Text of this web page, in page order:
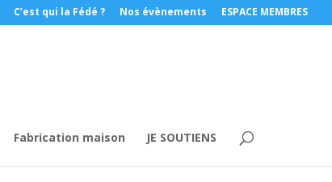
C’est qui la Fédé ? Nos évènements ESPACE MEMBRES
Fabrication maison JE SOUTIENS